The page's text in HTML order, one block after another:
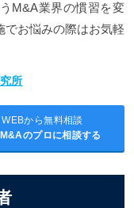
M&A業界の慣習を変
でお悩みの際はお気軽
所
WEBから無料相談
M&Aのプロに相談する